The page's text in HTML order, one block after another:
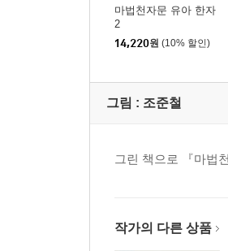
마법천자문 유아 한자
2
14,220원 (10% 할인)
그림 : 조준철
그린 책으로 『마법
작가의 다른 상품